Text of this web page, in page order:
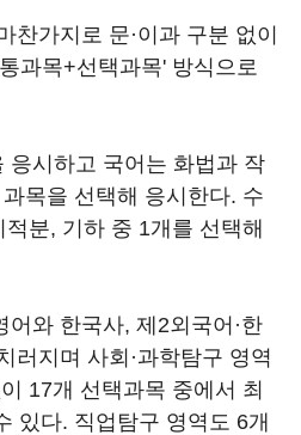
찬가지로 문·이과 구분 없이
과목+선택과목' 방식으로
응시하고 국어는 화법과 작
목을 선택해 응시한다. 수
분, 기하 중 1개를 선택해
와 한국사, 제2외국어·한
러지며 사회·과학탐구 영역
17개 선택과목 중에서 최
있다. 직업탐구 영역도 6개